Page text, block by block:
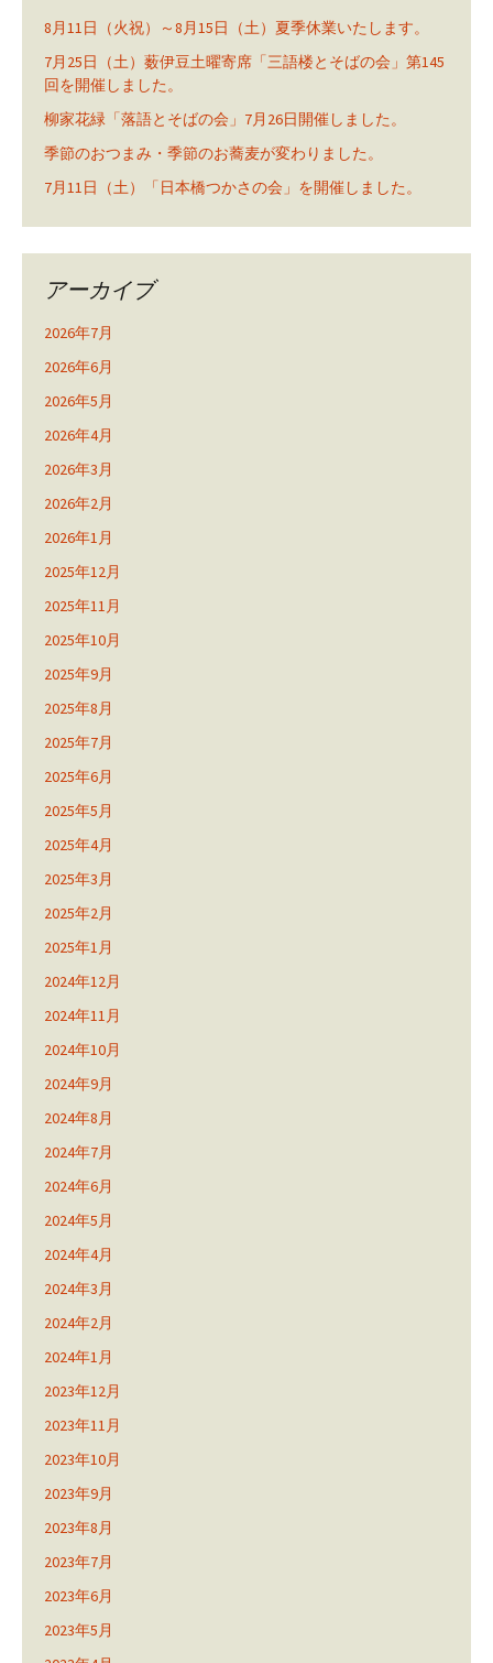
8月11日（火祝）～8月15日（土）夏季休業いたします。
7月25日（土）薮伊豆土曜寄席「三語楼とそばの会」第145
回を開催しました。
柳家花緑「落語とそばの会」7月26日開催しました。
季節のおつまみ・季節のお蕎麦が変わりました。
7月11日（土）「日本橋つかさの会」を開催しました。
アーカイブ
2026年7月
2026年6月
2026年5月
2026年4月
2026年3月
2026年2月
2026年1月
2025年12月
2025年11月
2025年10月
2025年9月
2025年8月
2025年7月
2025年6月
2025年5月
2025年4月
2025年3月
2025年2月
2025年1月
2024年12月
2024年11月
2024年10月
2024年9月
2024年8月
2024年7月
2024年6月
2024年5月
2024年4月
2024年3月
2024年2月
2024年1月
2023年12月
2023年11月
2023年10月
2023年9月
2023年8月
2023年7月
2023年6月
2023年5月